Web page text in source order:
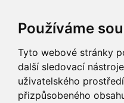
Používáme
Tyto webové stránky
další sledovací
uživatelského
přizpůsobeného